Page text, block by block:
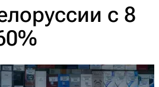
с 8